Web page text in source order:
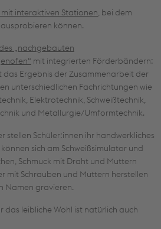
interaktiven Stationen, bei dem
können.
„nachgebauten
mit integrierten Förderbändern:
das Ergebnis der Zusammenarbeit der
unterschiedlichen Fachrichtungen wie
Elektrotechnik, Schweißtechnik,
und Metallurgie/Umformtechnik.
stellen Schüler:innen ihr handwerkliches
können sich am Schweißsimulator und
Schmuck mit Draht und Muttern
mit Schrauben und Muttern herstellen
Namen gravieren.
das leibliche Wohl ist natürlich auch